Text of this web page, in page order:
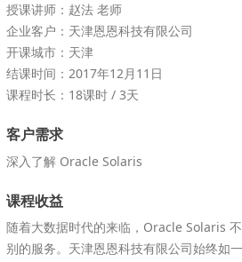
授课讲师：赵法 老师
企业客户：天津恩恩科技有限公司
开课城市：天津
结课时间：2017年12月11日
课程时长：18课时 / 3天
客户需求
深入了解 Oracle Solaris
课程收益
随着大数据时代的来临，Oracle Solaris
别的服务。天津恩恩科技有限公司始终如